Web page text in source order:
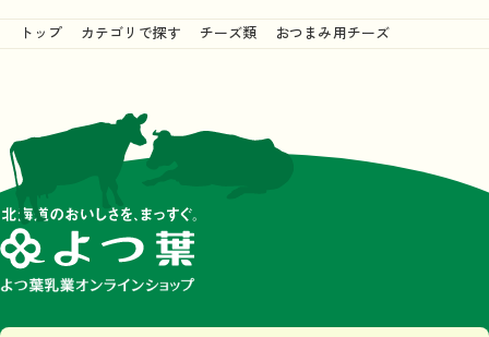
トップ カテゴリで探す チーズ類 おつまみ用チーズ